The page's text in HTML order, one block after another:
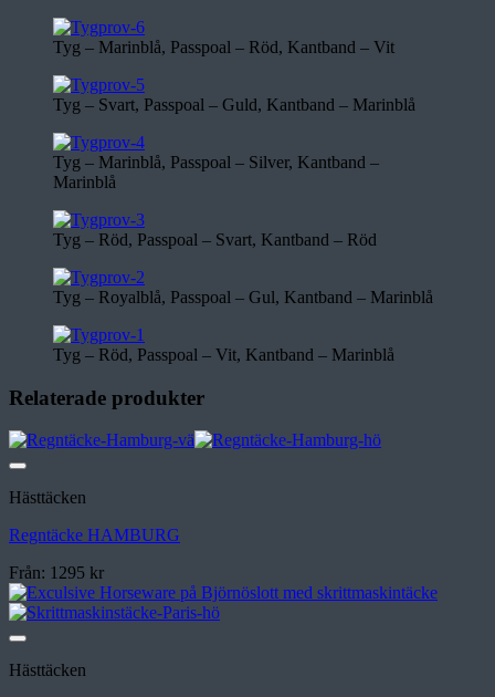
Tyg – Marinblå, Passpoal – Röd, Kantband – Vit
Tyg – Svart, Passpoal – Guld, Kantband – Marinblå
Tyg – Marinblå, Passpoal – Silver, Kantband –
Marinblå
Tyg – Röd, Passpoal – Svart, Kantband – Röd
Tyg – Royalblå, Passpoal – Gul, Kantband – Marinblå
Tyg – Röd, Passpoal – Vit, Kantband – Marinblå
Relaterade produkter
Hästtäcken
Regntäcke HAMBURG
Från: 1295 kr
Hästtäcken